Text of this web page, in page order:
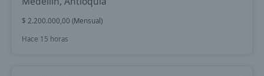
$ 2.200.000,00 (Mensual)
Hace 15 horas